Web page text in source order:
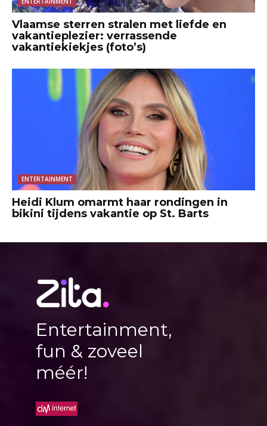
Vlaamse sterren stralen met liefde en
vakantieplezier: verrassende
vakantiekiekjes (foto’s)
ENTERTAINMENT
Heidi Klum omarmt haar rondingen in
bikini tijdens vakantie op St. Barts
Entertainment,
fun & zoveel
méér!